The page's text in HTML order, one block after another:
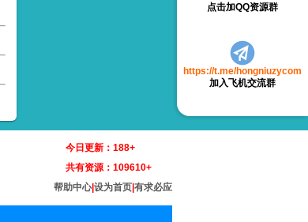
今日更新： 188+
共有资源： 109610+
帮助中心 设为首页 有求必应
点击加QQ资源群
https://t.me/hongniuzycom
加入飞机交流群